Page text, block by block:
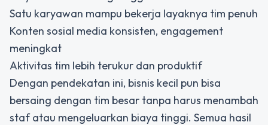
Satu karyawan mampu bekerja layaknya tim penuh
Konten sosial media konsisten, engagement
meningkat
Aktivitas tim lebih terukur dan produktif
Dengan pendekatan ini, bisnis kecil pun bisa
bersaing dengan tim besar tanpa harus menambah
staf atau mengeluarkan biaya tinggi. Semua hasil